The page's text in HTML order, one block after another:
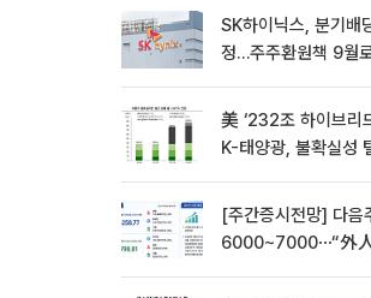
SK하이닉스, 분기배
정…주주환원책 9월
美 ‘232조 하이브리
K-태양광, 불확실성
[주간증시전망] 다음
6000~7000⋯“外人